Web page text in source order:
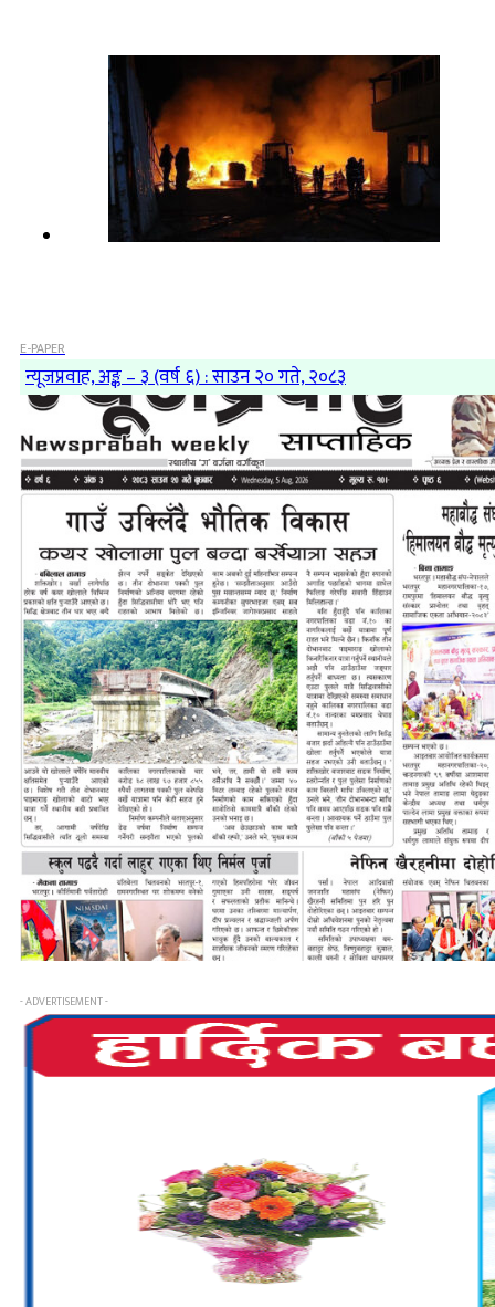
E-PAPER
न्यूजप्रवाह, अङ्क – ३ (वर्ष ६) : साउन २० गते, २०८३
- ADVERTISEMENT -